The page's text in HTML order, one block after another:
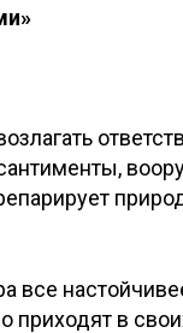
все
приходят в